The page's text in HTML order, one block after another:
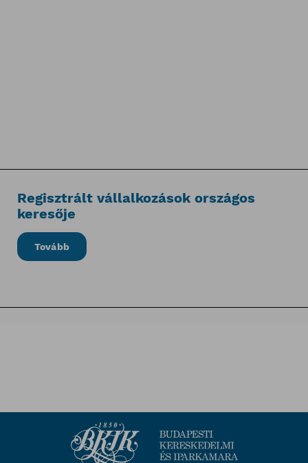
Regisztrált vállalkozások országos
keresője
Tovább